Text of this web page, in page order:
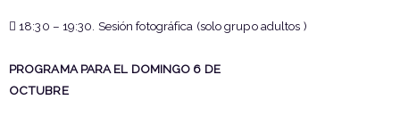
 18:30 – 19:30. Sesión fotográfica (solo grupo adultos )
PROGRAMA PARA EL DOMINGO 6 DE
OCTUBRE